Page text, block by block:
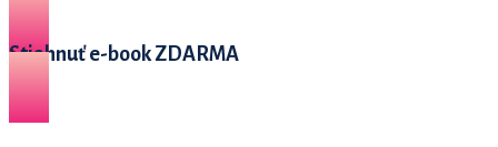
Stiahnuť e-book ZDARMA